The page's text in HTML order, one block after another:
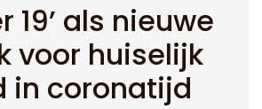
19’ als nieuwe
voor huiselijk
in coronatijd